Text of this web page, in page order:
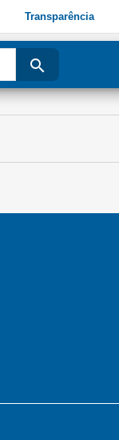
Transparência
search